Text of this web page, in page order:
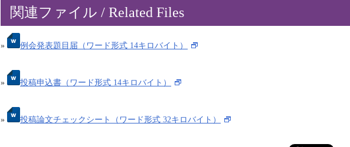
関連ファイル / Related Files
» 例会発表題目届（ワード形式 14キロバイト）
» 投稿申込書（ワード形式 14キロバイト）
» 投稿論文チェックシート（ワード形式 32キロバイト）